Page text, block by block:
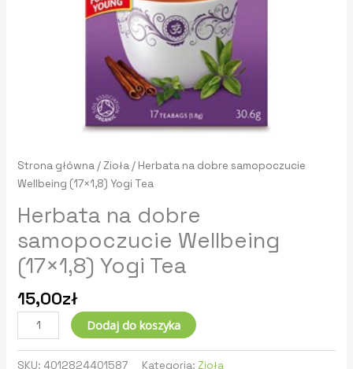
Strona główna / Zioła / Herbata na dobre samopoczucie
Wellbeing (17×1,8) Yogi Tea
Herbata na dobre
samopoczucie Wellbeing
(17×1,8) Yogi Tea
15,00zł
Dodaj do koszyka
SKU: 4012824401587 Kategoria: Zioła